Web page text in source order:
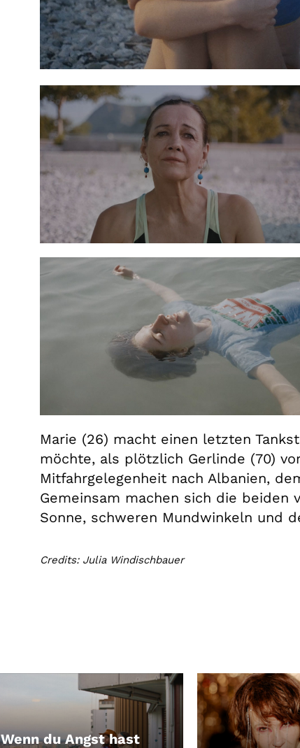
Marie (26) macht einen letzten
möchte, als plötzlich Gerlinde (70)
Mitfahrgelegenheit nach Albanien,
Gemeinsam machen sich die beiden
Sonne, schweren Mundwinkeln und
Credits: Julia Windischbauer
Wenn du Angst hast